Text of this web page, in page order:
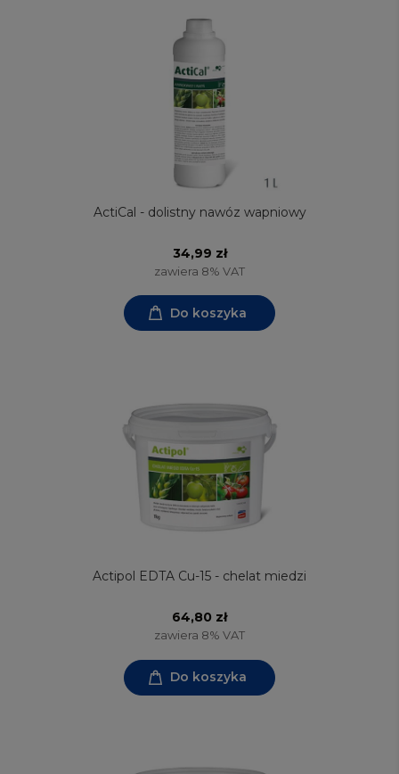
ActiCal - dolistny nawóz wapniowy
34,99 zł
zawiera 8% VAT
Do koszyka
Actipol EDTA Cu-15 - chelat miedzi
64,80 zł
zawiera 8% VAT
Do koszyka